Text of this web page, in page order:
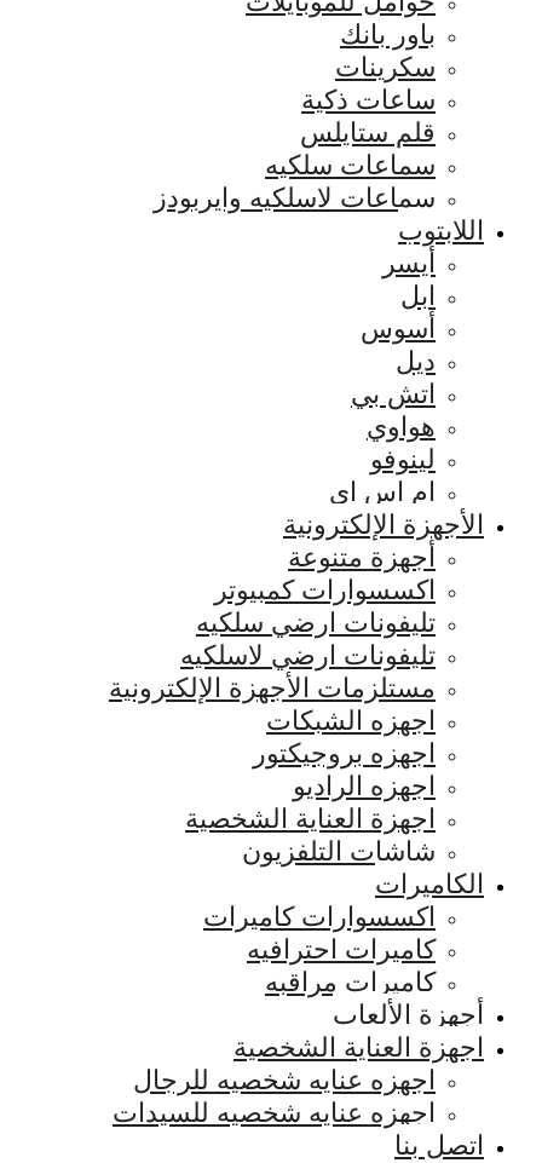
باور بانك
سكرينات
ساعات ذكية
قلم ستايلس
سماعات سلكيه
سماعات لاسلكيه وايربودز
اللابتوب
أيسر
ابل
أسوس
ديل
اتش بي
هواوي
لينوفو
ام اس اي
الأجهزة الإلكترونية
أجهزة متنوعة
اكسسوارات كمبيوتر
تليفونات ارضي سلكيه
تليفونات ارضي لاسلكيه
مستلزمات الأجهزة الإلكترونية
اجهزه الشبكات
اجهزه بروجيكتور
اجهزه الراديو
اجهزة العناية الشخصية
شاشات التلفزيون
الكاميرات
اكسسوارات كاميرات
كاميرات احترافيه
كاميرات مراقبه
أجهزة الألعاب
اجهزة العناية الشخصية
اجهزه عنايه شخصيه للرجال
اجهزه عنايه شخصيه للسيدات
اتصل بنا